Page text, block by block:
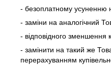
- безоплатному усуненню
- заміни на аналогічний
- відповідного зменшення
- замінити на такий же
перерахуванням